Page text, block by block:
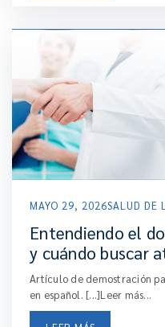
MAYO 29, 2026SALUD DE
Entendiendo el
y cuándo buscar
Artículo de demostración
en español. [...]Leer más...